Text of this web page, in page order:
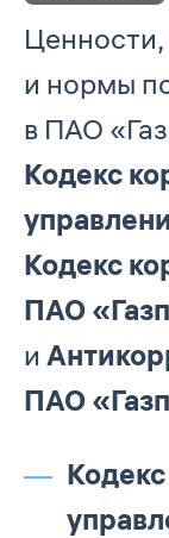
и нормы
в ПАО
Кодекс
Кодекс
ПАО
и
ПАО